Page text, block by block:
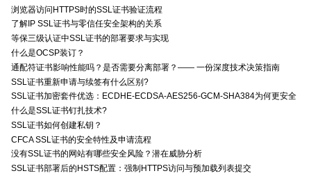
浏览器访问HTTPS时的SSL证书验证流程
了解IP SSL证书与零信任安全架构的关系
等保三级认证中SSL证书的部署要求与实现
什么是OCSP装订？
通配符证书影响性能吗？是否需要分离部署？—— 一份深度技术决策指南
SSL证书重新申请与续签有什么区别?
SSL证书加密套件优选：ECDHE-ECDSA-AES256-GCM-SHA384为何更安全
什么是SSL证书钉扎技术?
SSL证书如何创建私钥？
CFCA SSL证书的安全特性及申请流程
没有SSL证书的网站有哪些安全风险？潜在威胁分析
SSL证书部署后的HSTS配置：强制HTTPS访问与预加载列表提交